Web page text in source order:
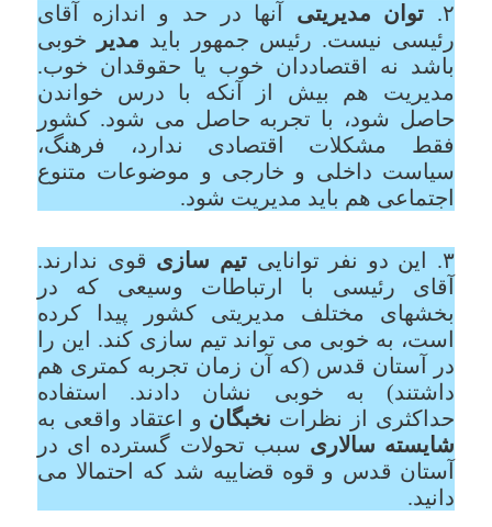
۲. توان مدیریتی آنها در حد و اندازه آقای
رئیسی نیست. رئیس جمهور باید مدیر
خوبی
باشد نه اقتصاددان خوب یا حقوقدان خوب.
مدیریت هم بیش از آنکه با درس خواندن
حاصل شود، با تجربه حاصل می شود. کشور
فقط مشکلات اقتصادی ندارد، فرهنگ،
سیاست داخلی و خارجی و موضوعات متنوع
اجتماعی هم باید مدیریت شود.
۳. این دو نفر توانایی تیم سازی قوی ندارند.
آقای رئیسی با ارتباطات وسیعی که در
بخشهای مختلف مدیریتی کشور پیدا کرده
است، به خوبی می تواند تیم سازی کند. این را
در آستان قدس (که آن زمان تجربه کمتری هم
داشتند) به خوبی نشان دادند. استفاده
حداکثری از نظرات نخبگان و اعتقاد واقعی به
شایسته سالاری سبب تحولات گسترده ای در
آستان قدس و قوه قضاییه شد که احتمالا می
دانید.